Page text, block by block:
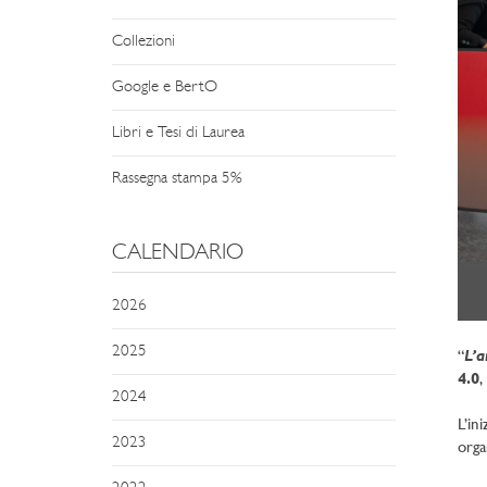
Collezioni
Google e BertO
Libri e Tesi di Laurea
Rassegna stampa 5%
CALENDARIO
2026
2025
2024
2023
“
4.0,